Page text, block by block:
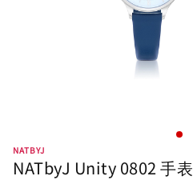
NATBYJ
NATbyJ Unity 0802 手表